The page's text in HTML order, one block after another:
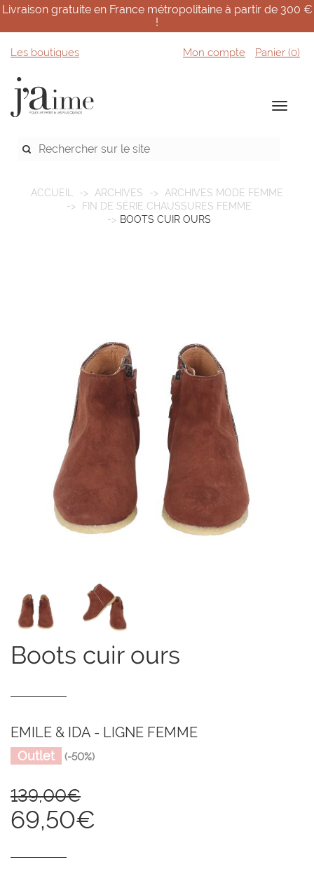
Livraison gratuite en France métropolitaine à partir de 300 €
!
Les boutiques Mon compte Panier (0)
ACCUEIL ARCHIVES
ARCHIVES MODE FEMME
FIN DE SÉRIE CHAUSSURES FEMME
BOOTS CUIR OURS
boots cuir ours
EMILE & IDA - LIGNE FEMME
Outlet (-50%)
139,00€
69,50€